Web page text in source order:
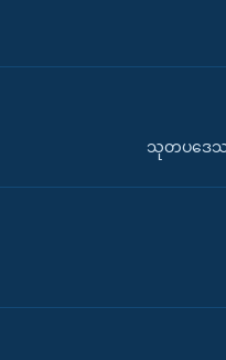
သုတပဒေသ